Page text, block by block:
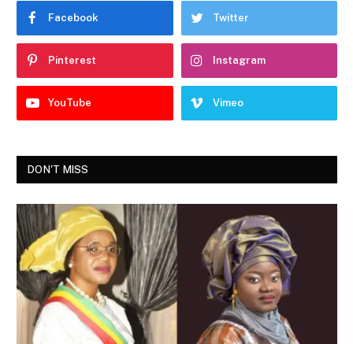
Facebook Twitter
Pinterest Instagram
YouTube Vimeo
DON'T MISS